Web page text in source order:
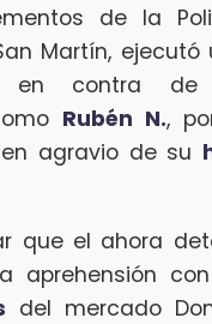
de la
Martín, ejecutó
en contra de
Rubén N.,
agravio de su
que el ahora
aprehensión
del mercado